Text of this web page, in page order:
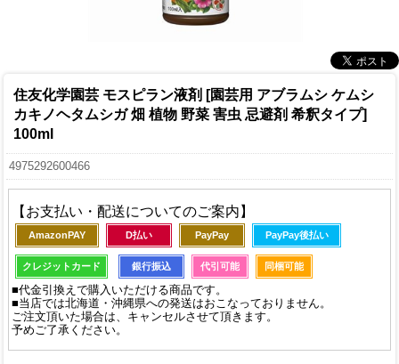
住友化学園芸 モスピラン液剤 [園芸用 アブラムシ ケムシ
カキノヘタムシガ 畑 植物 野菜 害虫 忌避剤 希釈タイプ]
100ml
4975292600466
【お支払い・配送についてのご案内】
AmazonPAY D払い PayPay PayPay後払い
クレジットカード 銀行振込 代引可能 同梱可能
■代金引換えで購入いただける商品です。
■当店では北海道・沖縄県への発送はおこなっておりません。
ご注文頂いた場合は、キャンセルさせて頂きます。
予めご了承ください。